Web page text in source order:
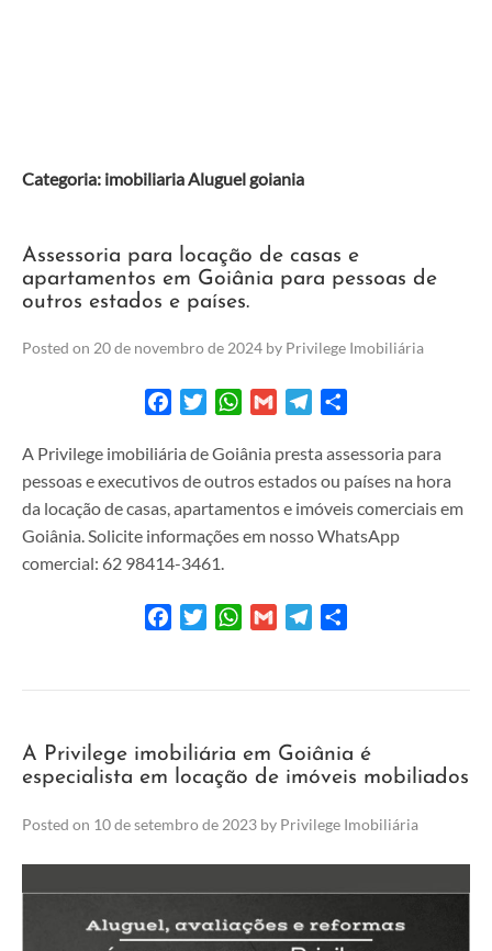
Categoria: imobiliaria Aluguel goiania
Assessoria para locação de casas e
apartamentos em Goiânia para pessoas de
outros estados e países.
Posted on 20 de novembro de 2024 by Privilege Imobiliária
FacebookTwitterWhatsApp
Gmail Telegram
A Privilege imobiliária de Goiânia presta assessoria para
pessoas e executivos de outros estados ou países na hora
da locação de casas, apartamentos e imóveis comerciais em
Goiânia. Solicite informações em nosso WhatsApp
comercial: 62 98414-3461.
FacebookTwitterWhatsApp
Gmail Telegram
A Privilege imobiliária em Goiânia é
especialista em locação de imóveis mobiliados
Posted on 10 de setembro de 2023 by Privilege Imobiliária